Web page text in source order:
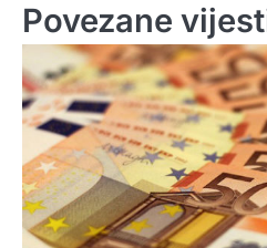
Povezane